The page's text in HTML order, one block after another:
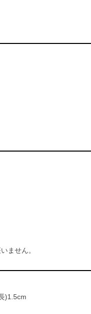
ません。
)1.5cm